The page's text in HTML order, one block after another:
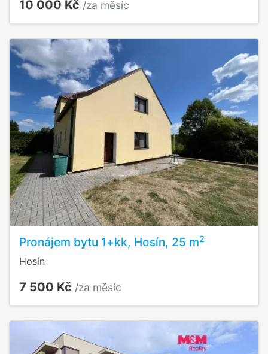
10 000 Kč /za měsíc
Pronájem bytu 1+kk, Hosín, 25 m2
Hosín
7 500 Kč /za měsíc